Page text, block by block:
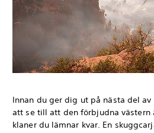
Innan du ger dig ut på nästa del
att se till att den förbjudna västern
klaner du lämnar kvar. En